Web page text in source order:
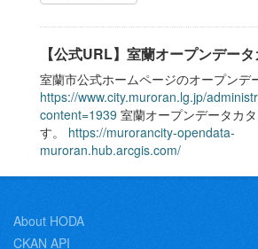
【公式URL】室蘭オープンデー
室蘭市公式ホームページのオープンデ
https://www.city.muroran.lg.jp/
content=1939 室蘭オープンデータカ
す。 https://murorancity-opendata-
muroran.hub.arcgis.com/
About HODA
CKAN API